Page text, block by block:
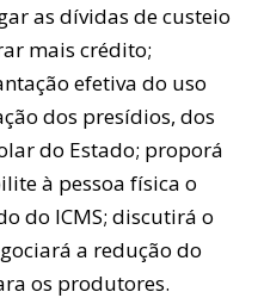
as dívidas de custeio
mais crédito;
efetiva do uso
dos presídios, dos
do Estado; proporá
à pessoa física o
do ICMS; discutirá o
a redução do
os produtores.